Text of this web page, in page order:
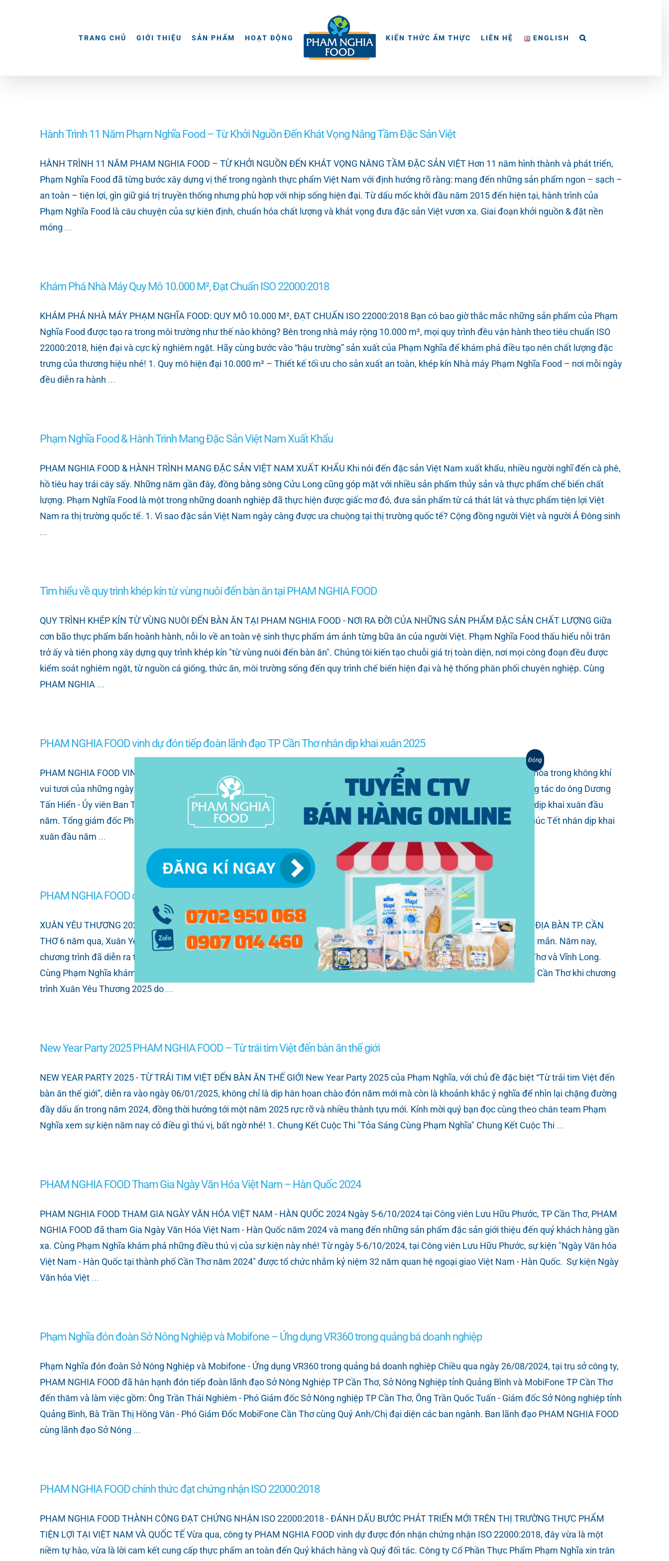
TRANG CHỦ GIỚI THIỆU SẢN PHẨM HOẠT ĐỘNG KIẾN THỨC ẨM THỰC LIÊN HỆ ENGLISH
Hành Trình 11 Năm Phạm Nghĩa Food – Từ Khởi Nguồn Đến Khát Vọng Nâng Tầm Đặc Sản Việt
HÀNH TRÌNH 11 NĂM PHAM NGHIA FOOD – TỪ KHỞI NGUỒN ĐẾN KHÁT VỌNG NÂNG TẦM ĐẶC SẢN VIỆT Hơn 11 năm hình thành và phát triển,
Phạm Nghĩa Food đã từng bước xây dựng vị thế trong ngành thực phẩm Việt Nam với định hướng rõ ràng: mang đến những sản phẩm ngon – sạch –
an toàn – tiện lợi, gìn giữ giá trị truyền thống nhưng phù hợp với nhịp sống hiện đại. Từ dấu mốc khởi đầu năm 2015 đến hiện tại, hành trình của
Phạm Nghĩa Food là câu chuyện của sự kiên định, chuẩn hóa chất lượng và khát vọng đưa đặc sản Việt vươn xa. Giai đoạn khởi nguồn & đặt nền
móng ...
Khám Phá Nhà Máy Quy Mô 10.000 M², Đạt Chuẩn ISO 22000:2018
KHÁM PHÁ NHÀ MÁY PHẠM NGHĨA FOOD: QUY MÔ 10.000 M², ĐẠT CHUẨN ISO 22000:2018 Bạn có bao giờ thắc mắc những sản phẩm của Phạm
Nghĩa Food được tạo ra trong môi trường như thế nào không? Bên trong nhà máy rộng 10.000 m², mọi quy trình đều vận hành theo tiêu chuẩn ISO
22000:2018, hiện đại và cực kỳ nghiêm ngặt. Hãy cùng bước vào “hậu trường” sản xuất của Phạm Nghĩa để khám phá điều tạo nên chất lượng đặc
trưng của thương hiệu nhé! 1. Quy mô hiện đại 10.000 m² – Thiết kế tối ưu cho sản xuất an toàn, khép kín Nhà máy Phạm Nghĩa Food – nơi mỗi ngày
đều diễn ra hành ...
Phạm Nghĩa Food & Hành Trình Mang Đặc Sản Việt Nam Xuất Khẩu
PHAM NGHIA FOOD & HÀNH TRÌNH MANG ĐẶC SẢN VIỆT NAM XUẤT KHẨU Khi nói đến đặc sản Việt Nam xuất khẩu, nhiều người nghĩ đến cà phê,
hồ tiêu hay trái cây sấy. Những năm gần đây, đồng bằng sông Cửu Long cũng góp mặt với nhiều sản phẩm thủy sản và thực phẩm chế biến chất
lượng. Phạm Nghĩa Food là một trong những doanh nghiệp đã thực hiện được giấc mơ đó, đưa sản phẩm từ cá thát lát và thực phẩm tiện lợi Việt
Nam ra thị trường quốc tế. 1. Vì sao đặc sản Việt Nam ngày càng được ưa chuộng tại thị trường quốc tế? Cộng đồng người Việt và người Á Đông sinh
...
Tìm hiểu về quy trình khép kín từ vùng nuôi đến bàn ăn tại PHAM NGHIA FOOD
QUY TRÌNH KHÉP KÍN TỪ VÙNG NUÔI ĐẾN BÀN ĂN TẠI PHAM NGHIA FOOD - NƠI RA ĐỜI CỦA NHỮNG SẢN PHẨM ĐẶC SẢN CHẤT LƯỢNG Giữa
cơn bão thực phẩm bẩn hoành hành, nỗi lo về an toàn vệ sinh thực phẩm ám ảnh từng bữa ăn của người Việt. Phạm Nghĩa Food thấu hiểu nỗi trăn
trở ấy và tiên phong xây dựng quy trình khép kín "từ vùng nuôi đến bàn ăn". Chúng tôi kiến tạo chuỗi giá trị toàn diện, nơi mọi công đoạn đều được
kiểm soát nghiêm ngặt, từ nguồn cá giống, thức ăn, môi trường sống đến quy trình chế biến hiện đại và hệ thống phân phối chuyên nghiệp. Cùng
PHAM NGHIA ...
PHAM NGHIA FOOD vinh dự đón tiếp đoàn lãnh đạo TP Cần Thơ nhân dịp khai xuân 2025
PHAM NGHIA FOOD VINH DỰ ĐÓN TIẾP ĐOÀN LÃNH ĐẠO TP CẦN THƠ NHÂN DỊP KHAI XUÂN 2025 Sáng ngày 04/02/2025, hòa trong không khí
vui tươi của những ngày đầu năm mới 2025, PHAM NGHIA FOOD đã vô cùng hạnh phúc và vinh dự khi được đón tiếp đoàn công tác do ông Dương
Tấn Hiển - Ủy viên Ban Thường vụ Thành ủy, Phó Chủ tịch Thường trực UBND thành phố - dẫn đầu đến thăm và chúc Tết nhân dịp khai xuân đầu
năm. Tổng giám đốc Phạm Trọng Nghĩa (Áo đen) chụp ảnh lưu niệm cùng đoàn công tác lãnh đạo TP Cần Thơ đến thăm và chúc Tết nhân dịp khai
xuân đầu năm ...
PHAM NGHIA FOOD đồng hành cùng Xuân Yêu Thương 2025
XUÂN YÊU THƯƠNG 2025: PHẠM NGHĨA ĐỒNG HÀNH MANG TẾT SUM VẦY ĐẾN TRẺ EM CÓ HOÀN CẢNH KHÓ KHĂN TRÊN ĐỊA BÀN TP. CẦN
THƠ 6 năm qua, Xuân Yêu Thương đã trở thành một điểm hẹn quen thuộc, mang đến niềm vui cho hàng trăm trẻ em kém may mắn. Năm nay,
chương trình đã diễn ra tại TP Cần Thơ với sự tham gia của gần 300 em nhỏ có hoàn cảnh đặc biệt thuộc tỉnh Hậu Giang, Cần Thơ và Vĩnh Long.
Cùng Phạm Nghĩa khám phá hành trình đầy ý nghĩa này nhé! Tối ngày 18/01/2025, không khí Tết đã tràn ngập khắp thành phố Cần Thơ khi chương
trình Xuân Yêu Thương 2025 do ...
New Year Party 2025 PHAM NGHIA FOOD – Từ trái tim Việt đến bàn ăn thế giới
NEW YEAR PARTY 2025 - TỪ TRÁI TIM VIỆT ĐẾN BÀN ĂN THẾ GIỚI New Year Party 2025 của Phạm Nghĩa, với chủ đề đặc biệt “Từ trái tim Việt đến
bàn ăn thế giới”, diễn ra vào ngày 06/01/2025, không chỉ là dịp hân hoan chào đón năm mới mà còn là khoảnh khắc ý nghĩa để nhìn lại chặng đường
đầy dấu ấn trong năm 2024, đồng thời hướng tới một năm 2025 rực rỡ và nhiều thành tựu mới. Kính mời quý bạn đọc cùng theo chân team Phạm
Nghĩa xem sự kiện năm nay có điều gì thú vị, bất ngờ nhé! 1. Chung Kết Cuộc Thi "Tỏa Sáng Cùng Phạm Nghĩa" Chung Kết Cuộc Thi ...
PHAM NGHIA FOOD Tham Gia Ngày Văn Hóa Việt Nam – Hàn Quốc 2024
PHAM NGHIA FOOD THAM GIA NGÀY VĂN HÓA VIỆT NAM - HÀN QUỐC 2024 Ngày 5-6/10/2024 tại Công viên Lưu Hữu Phước, TP Cần Thơ, PHAM
NGHIA FOOD đã tham Gia Ngày Văn Hóa Việt Nam - Hàn Quốc năm 2024 và mang đến những sản phẩm đặc sản giới thiệu đến quý khách hàng gần
xa. Cùng Phạm Nghĩa khám phá những điều thú vị của sự kiện này nhé! Từ ngày 5-6/10/2024, tại Công viên Lưu Hữu Phước, sự kiện "Ngày Văn hóa
Việt Nam - Hàn Quốc tại thành phố Cần Thơ năm 2024" được tổ chức nhằm kỷ niệm 32 năm quan hệ ngoại giao Việt Nam - Hàn Quốc. Sự kiện Ngày
Văn hóa Việt ...
Phạm Nghĩa đón đoàn Sở Nông Nghiệp và Mobifone – Ứng dụng VR360 trong quảng bá doanh nghiệp
Phạm Nghĩa đón đoàn Sở Nông Nghiệp và Mobifone - Ứng dụng VR360 trong quảng bá doanh nghiệp Chiều qua ngày 26/08/2024, tại trụ sở công ty,
PHAM NGHIA FOOD đã hân hạnh đón tiếp đoàn lãnh đạo Sở Nông Nghiệp TP Cần Thơ, Sở Nông Nghiệp tỉnh Quảng Bình và MobiFone TP Cần Thơ
đến thăm và làm việc gồm: Ông Trần Thái Nghiêm - Phó Giám đốc Sở Nông nghiệp TP Cần Thơ, Ông Trần Quốc Tuấn - Giám đốc Sở Nông nghiệp tỉnh
Quảng Bình, Bà Trần Thị Hồng Vân - Phó Giám Đốc MobiFone Cần Thơ cùng Quý Anh/Chị đại diện các ban ngành. Ban lãnh đạo PHAM NGHIA FOOD
cùng lãnh đạo Sở Nông ...
PHAM NGHIA FOOD chính thức đạt chứng nhận ISO 22000:2018
PHAM NGHIA FOOD THÀNH CÔNG ĐẠT CHỨNG NHẬN ISO 22000:2018 - ĐÁNH DẤU BƯỚC PHÁT TRIỂN MỚI TRÊN THỊ TRƯỜNG THỰC PHẨM
TIỆN LỢI TẠI VIỆT NAM VÀ QUỐC TẾ Vừa qua, công ty PHAM NGHIA FOOD vinh dự được đón nhận chứng nhận ISO 22000:2018, đây vừa là một
niềm tự hào, vừa là lời cam kết cung cấp thực phẩm an toàn đến Quý khách hàng và Quý đối tác. Công ty Cổ Phần Thực Phẩm Phạm Nghĩa xin trân
Đóng